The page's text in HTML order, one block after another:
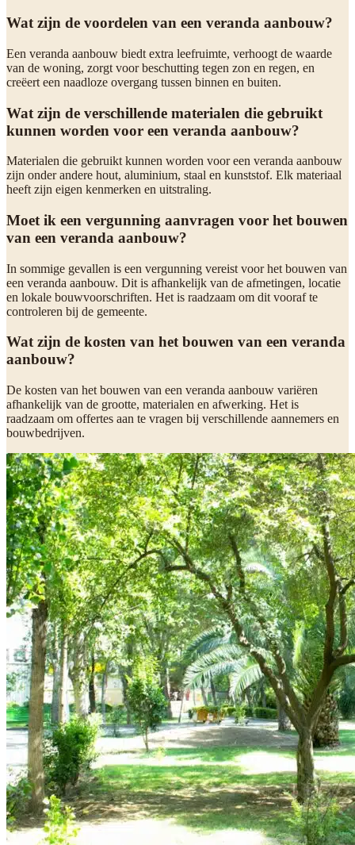
Wat zijn de voordelen van een veranda aanbouw?
Een veranda aanbouw biedt extra leefruimte, verhoogt de waarde
van de woning, zorgt voor beschutting tegen zon en regen, en
creëert een naadloze overgang tussen binnen en buiten.
Wat zijn de verschillende materialen die gebruikt
kunnen worden voor een veranda aanbouw?
Materialen die gebruikt kunnen worden voor een veranda aanbouw
zijn onder andere hout, aluminium, staal en kunststof. Elk materiaal
heeft zijn eigen kenmerken en uitstraling.
Moet ik een vergunning aanvragen voor het bouwen
van een veranda aanbouw?
In sommige gevallen is een vergunning vereist voor het bouwen van
een veranda aanbouw. Dit is afhankelijk van de afmetingen, locatie
en lokale bouwvoorschriften. Het is raadzaam om dit vooraf te
controleren bij de gemeente.
Wat zijn de kosten van het bouwen van een veranda
aanbouw?
De kosten van het bouwen van een veranda aanbouw variëren
afhankelijk van de grootte, materialen en afwerking. Het is
raadzaam om offertes aan te vragen bij verschillende aannemers en
bouwbedrijven.